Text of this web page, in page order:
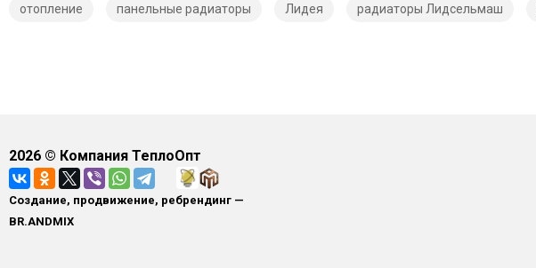
отопление панельные радиаторы Лидея радиаторы Лидсельмаш
2026© Компания ТеплоОпт
Создание, продвижение, ребрендинг —
BR.ANDMIX